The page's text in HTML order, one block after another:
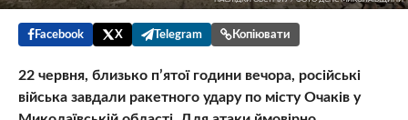
Facebook X Telegram Копіювати
22 червня, близько п’ятої години вечора, російські
війська завдали ракетного удару по місту Очаків у